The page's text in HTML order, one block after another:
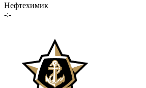
Нефтехимик
-:-